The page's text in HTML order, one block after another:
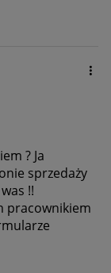
? Ja
sprzedaży
!!
pracownikiem